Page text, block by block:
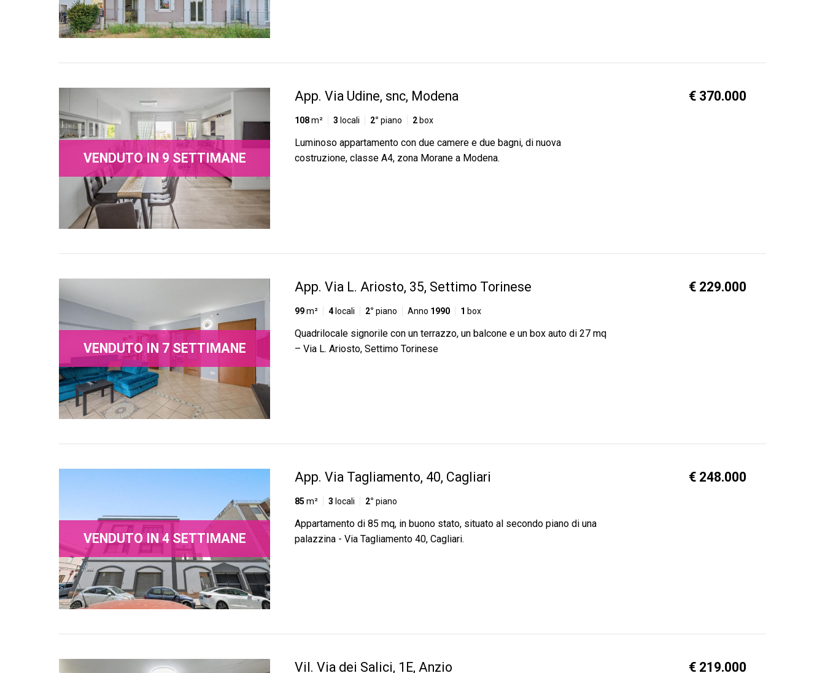
App. Via Udine, snc, Modena
108m² 3 locali 2° piano 2 box
€ 370.000
Luminoso appartamento con due camere e due bagni, di nuova
costruzione, classe A4, zona Morane a Modena.
VENDUTO IN 9 SETTIMANE
App. Via L. Ariosto, 35, Settimo Torinese
99m² 4locali 2° piano Anno 1990 1 box
€ 229.000
Quadrilocale signorile con un terrazzo, un balcone e un box auto di 27 mq
– Via L. Ariosto, Settimo Torinese
VENDUTO IN 7 SETTIMANE
App. Via Tagliamento, 40, Cagliari
85 m² 3 locali 2° piano
€ 248.000
Appartamento di 85 mq, in buono stato, situato al secondo piano di una
palazzina - Via Tagliamento 40, Cagliari.
VENDUTO IN 4 SETTIMANE
Vil. Via dei Salici, 1E, Anzio € 219.000